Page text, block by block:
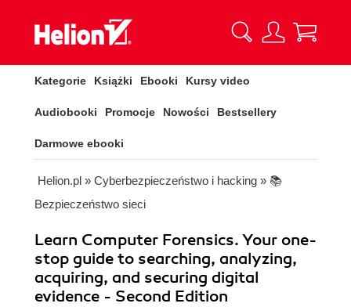
Kategorie Książki Ebooki Kursy video
Audiobooki Promocje Nowości Bestsellery
Darmowe ebooki
Helion.pl » Cyberbezpieczeństwo i hacking » 📚
Bezpieczeństwo sieci
Learn Computer Forensics. Your one-
stop guide to searching, analyzing,
acquiring, and securing digital
evidence - Second Edition